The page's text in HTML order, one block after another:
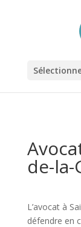
de-la-
L’avocat à
défendre en